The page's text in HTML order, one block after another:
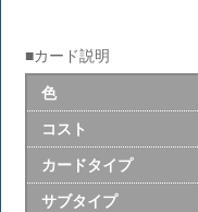
■カード説明
色
コスト
カードタイプ
サブタイプ